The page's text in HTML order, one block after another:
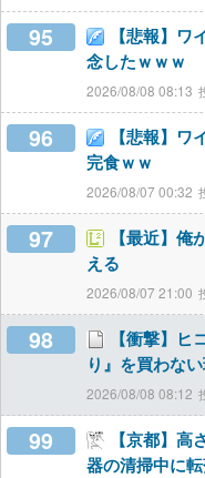
95
【悲報】
念したｗｗｗ
2026/08/08 08:13
96
【悲報】
完食ｗｗ
2026/08/07 00:32
97
【最近】
える
2026/08/07 21:00
98
【衝撃】
り』を買わな
2026/08/08 08:12
99
【京都】
器の清掃中に